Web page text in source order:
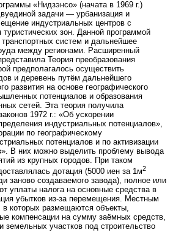
«Нидзэнсо» (начата в 1969 г.)
задачи — урбанизация и
индустриальных центров с
зон. Данной программой
транспортных систем и дальнейшее
между регионами. Расширенный
Теория преобразования
предполагалось осуществить
и деревень путём дальнейшего
развития на основе географического
потенциалов и образования
сетей. Эта теория получила
1972 г.: «Об ускорении
индустриальных потенциалов»,
по географическому
потенциалов и по активизации
В них можно выделить проблему вывода
из крупных городов. При таком
дотация (5000 иен за 1м2
заново создаваемого завода), полное или
уплаты налога на основные средства в
убытков из-за перемещения. Местным
которых размещаются объекты,
компенсации на сумму заёмных средств,
земельных участков под строительство